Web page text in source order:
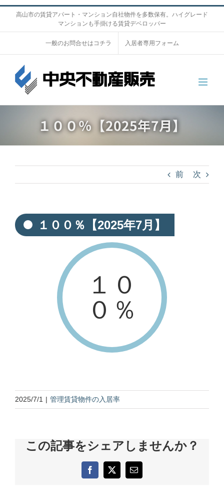
p
高山市の賃貸アパート・マンション自社物件を多数保有。ハイグレード
マンションも手掛ける賃貸デベロッパー
一般のお問合せはコチラ 入居者専用フォーム
１００％【2025年7月】
前 次
１００％【2025年7月】
１０
０％
2025/7/1 | 管理賃貸物件の入居率
この記事をシェアしませんか？
F
a
X
電
子